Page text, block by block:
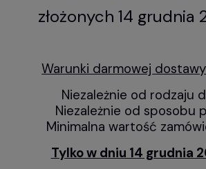
złożonych 14 grudnia
Warunki darmowej
Niezależnie od rodzaju
Niezależnie od sposobu
Minimalna wartość
Tylko w dniu 14 grudnia